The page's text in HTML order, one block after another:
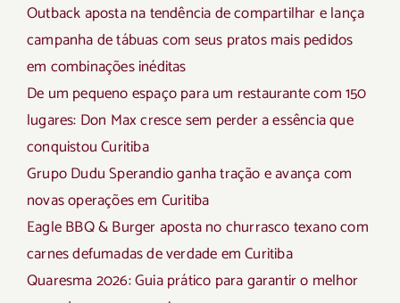
Outback aposta na tendência de compartilhar e lança
campanha de tábuas com seus pratos mais pedidos
em combinações inéditas
De um pequeno espaço para um restaurante com 150
lugares: Don Max cresce sem perder a essência que
conquistou Curitiba
Grupo Dudu Sperandio ganha tração e avança com
novas operações em Curitiba
Eagle BBQ & Burger aposta no churrasco texano com
carnes defumadas de verdade em Curitiba
Quaresma 2026: Guia prático para garantir o melhor